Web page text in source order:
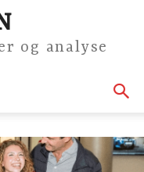
og analyse